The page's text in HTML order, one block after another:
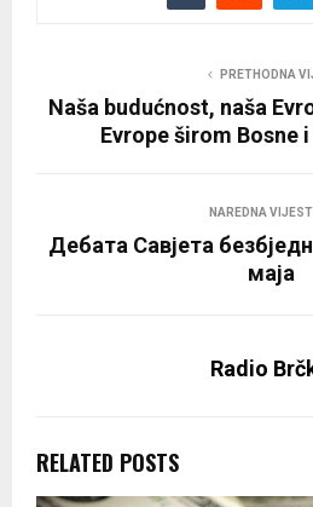
PRETHODNA
Naša budućnost, naša
Evrope širom Bosne
NAREDNA VIJEST
Дебата Савјета
маја
Radio
RELATED POSTS